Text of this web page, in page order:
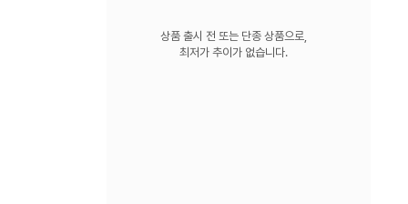
상품 출시 전 또는 단종 상품으로,
최저가 추이가 없습니다.